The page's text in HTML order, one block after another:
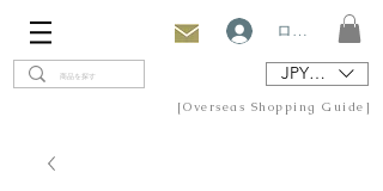
ログイン
JPY (¥)
[Overseas Shopping Guide]